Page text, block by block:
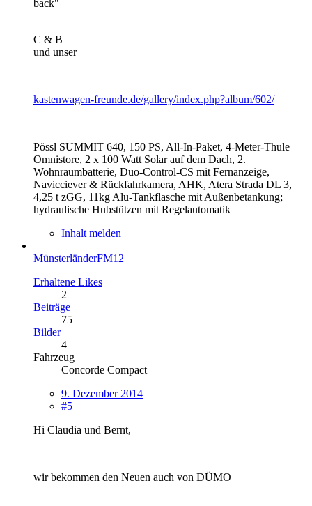
back"
C & B
und unser
kastenwagen-freunde.de/gallery/index.php?album/602/
Pössl SUMMIT 640, 150 PS, All-In-Paket, 4-Meter-Thule
Omnistore, 2 x 100 Watt Solar auf dem Dach, 2.
Wohnraumbatterie, Duo-Control-CS mit Fernanzeige,
Navicciever & Rückfahrkamera, AHK, Atera Strada DL 3,
4,25 t zGG, 11kg Alu-Tankflasche mit Außenbetankung;
hydraulische Hubstützen mit Regelautomatik
Inhalt melden
MünsterländerFM12
Erhaltene Likes
2
Beiträge
75
Bilder
4
Fahrzeug
Concorde Compact
9. Dezember 2014
#5
Hi Claudia und Bernt,
wir bekommen den Neuen auch von DÜMO